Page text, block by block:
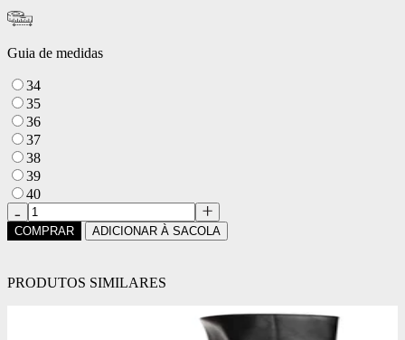
Guia de medidas
34
35
36
37
38
39
40
COMPRAR ADICIONAR À SACOLA
PRODUTOS SIMILARES